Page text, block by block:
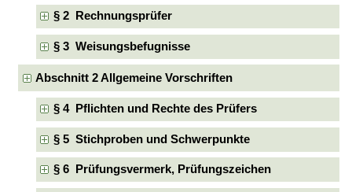
§ 2 Rechnungsprüfer
§ 3 Weisungsbefugnisse
Abschnitt 2 Allgemeine Vorschriften
§ 4 Pflichten und Rechte des Prüfers
§ 5 Stichproben und Schwerpunkte
§ 6 Prüfungsvermerk, Prüfungszeichen